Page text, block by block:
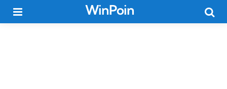
WinPoin